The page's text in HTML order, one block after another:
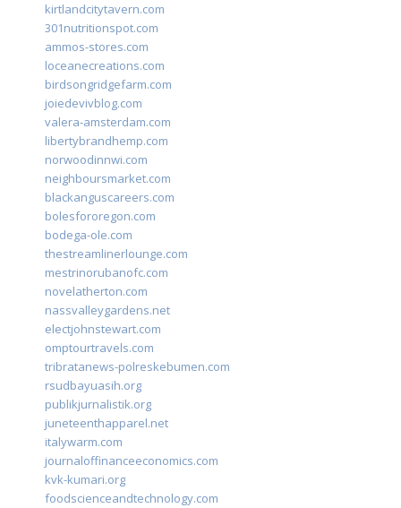
kirtlandcitytavern.com
301nutritionspot.com
ammos-stores.com
loceanecreations.com
birdsongridgefarm.com
joiedevivblog.com
valera-amsterdam.com
libertybrandhemp.com
norwoodinnwi.com
neighboursmarket.com
blackanguscareers.com
bolesfororegon.com
bodega-ole.com
thestreamlinerlounge.com
mestrinorubanofc.com
novelatherton.com
nassvalleygardens.net
electjohnstewart.com
omptourtravels.com
tribratanews-polreskebumen.com
rsudbayuasih.org
publikjurnalistik.org
juneteenthapparel.net
italywarm.com
journaloffinanceeconomics.com
kvk-kumari.org
foodscienceandtechnology.com